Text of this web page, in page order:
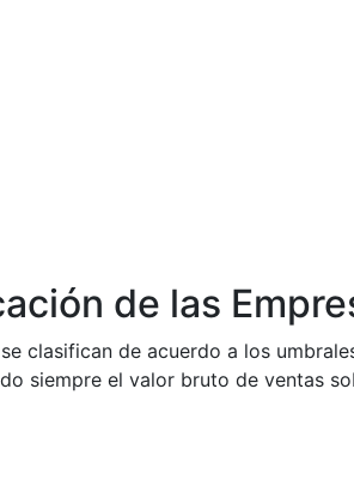
de las
clasifican de acuerdo a los
siempre el valor bruto de ventas